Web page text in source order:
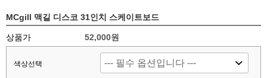
MCgill 맥길 디스코 31인치 스케이트보드
상품가 52,000원
색상선택